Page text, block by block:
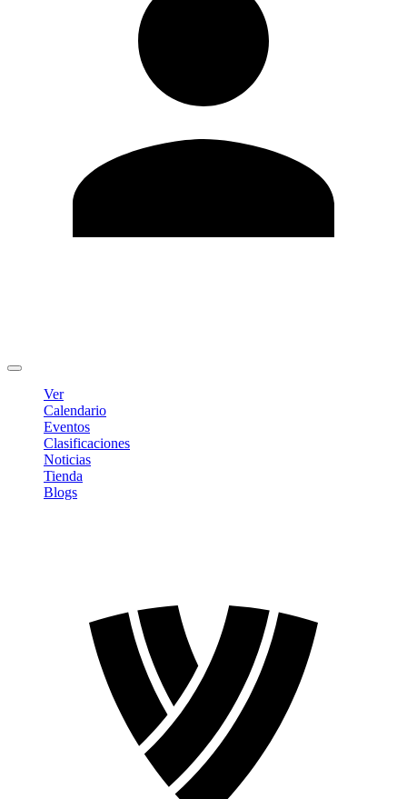
Ver
Calendario
Eventos
Clasificaciones
Noticias
Tienda
Blogs